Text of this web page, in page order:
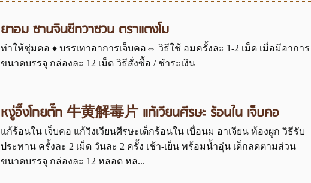
ยาอม ซานจินซีกวาซวน ตราแตงโม
ทำให้ชุ่มคอ ♦ บรรเทาอาการเจ็บคอ⇔ วิธีใช้ อมครั้งละ 1-2 เม็ด เมื่อมีอาการ
ขนาดบรรจุ กล่องละ 12 เม็ด วิธีสั่งซื้อ / ชำระเงิน
หงู่อึ๊งโกยตั๊ก 牛黄解毒片 แก้เวียนศีรษะ ร้อนใน เจ็บคอ
แก้ร้อนใน เจ็บคอ แก้วิงเวียนศีรษะเด็กร้อนใน เบื่อนม อาเจียน ท้องผูก วิธีรับ
ประทาน ครั้งละ 2 เม็ด วันละ 2 ครั้ง เช้า-เย็น พร้อมน้ำอุ่น เด็กลดตามส่วน
ขนาดบรรจุ กล่องละ 12 หลอด หล...